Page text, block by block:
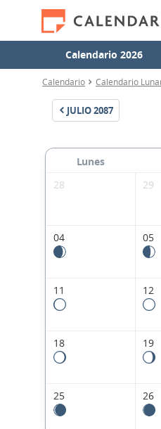
Calendario 2026
Calendario Calendario
JULIO2087
Lunes
28
29
04 05
11 12
18 19
25 26